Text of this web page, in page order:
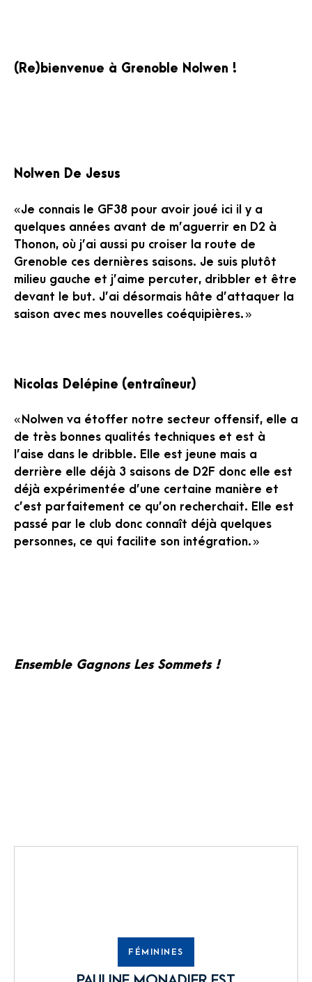
(Re)bienvenue à Grenoble Nolwen !
Nolwen De Jesus
« Je connais le GF38 pour avoir joué ici il y a
quelques années avant de m’aguerrir en D2 à
Thonon, où j’ai aussi pu croiser la route de
Grenoble ces dernières saisons. Je suis plutôt
milieu gauche et j’aime percuter, dribbler et être
devant le but. J’ai désormais hâte d’attaquer la
saison avec mes nouvelles coéquipières. »
Nicolas Delépine (entraîneur)
« Nolwen va étoffer notre secteur offensif, elle a
de très bonnes qualités techniques et est à
l’aise dans le dribble. Elle est jeune mais a
derrière elle déjà 3 saisons de D2F donc elle est
déjà expérimentée d’une certaine manière et
c’est parfaitement ce qu’on recherchait. Elle est
passé par le club donc connaît déjà quelques
personnes, ce qui facilite son intégration. »
Ensemble Gagnons Les Sommets !
FÉMININES